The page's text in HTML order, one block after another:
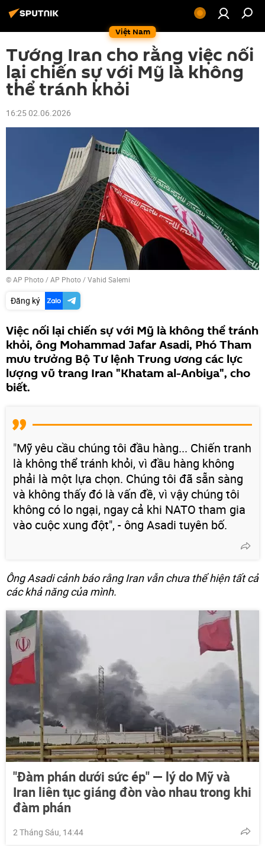
Việt Nam
Tướng Iran cho rằng việc nối
lại chiến sự với Mỹ là không
thể tránh khỏi
16:25 02.06.2026
© AP Photo / AP Photo / Vahid Salemi
Đăng ký
Việc nối lại chiến sự với Mỹ là không thể tránh
khỏi, ông Mohammad Jafar Asadi, Phó Tham
mưu trưởng Bộ Tư lệnh Trung ương các lực
lượng vũ trang Iran "Khatam al-Anbiya", cho
biết.
"Mỹ yêu cầu chúng tôi đầu hàng... Chiến tranh
là không thể tránh khỏi, vì đầu hàng không
phải là một lựa chọn. Chúng tôi đã sẵn sàng
và không thấy đó là vấn đề, vì vậy chúng tôi
không có lo ngại, ngay cả khi NATO tham gia
vào cuộc xung đột", - ông Asadi tuyên bố.
Ông Asadi cảnh báo rằng Iran vẫn chưa thể hiện tất cả
các khả năng của mình.
"Đàm phán dưới sức ép" — lý do Mỹ và
Iran liên tục giáng đòn vào nhau trong khi
đàm phán
2 Tháng Sáu, 14:44